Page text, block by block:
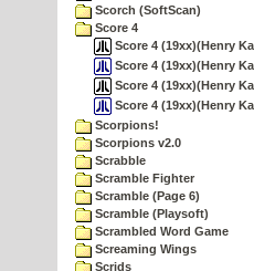
Scorch (SoftScan)
Score 4
Score 4 (19xx)(Henry
Score 4 (19xx)(Henry
Score 4 (19xx)(Henry
Score 4 (19xx)(Henry
Scorpions!
Scorpions v2.0
Scrabble
Scramble Fighter
Scramble (Page 6)
Scramble (Playsoft)
Scrambled Word Game
Screaming Wings
Scrids